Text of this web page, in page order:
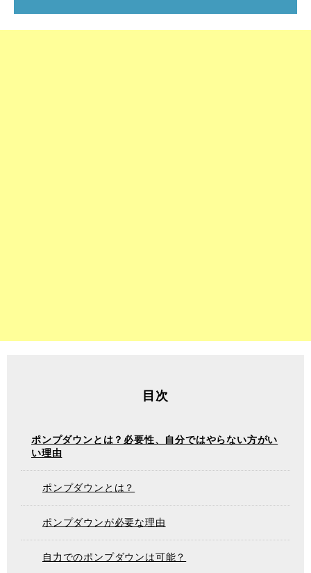
目次
ポンプダウンとは？必要性、自分ではやらない方がい
い理由
ポンプダウンとは？
ポンプダウンが必要な理由
自力でのポンプダウンは可能？